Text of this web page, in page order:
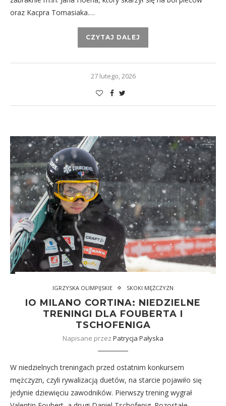
oraz Kacpra Tomasiaka.…
CZYTAJ DALEJ
27 lutego, 2026
IGRZYSKA OLIMPIJSKIE SKOKI MĘŻCZYZN
IO MILANO CORTINA: NIEDZIELNE
TRENINGI DLA FOUBERTA I
TSCHOFENIGA
Napisane przez Patrycja Pałyska
W niedzielnych treningach przed ostatnim konkursem
mężczyzn, czyli rywalizacją duetów, na starcie pojawiło się
jedynie dziewięciu zawodników. Pierwszy trening wygrał